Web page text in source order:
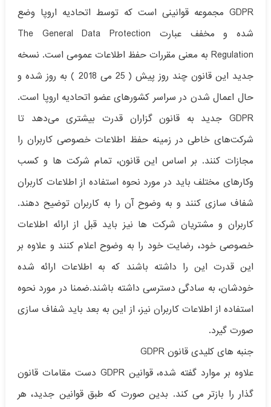
GDPR مجموعه قوانینی است که توسط اتحادیه اروپا وضع
شده و مخفف عبارت The General Data Protection
Regulation به معنی مقررات حفظ اطلاعات عمومی است. نسخه
جدید این قانون چند روز پیش ( 25 می 2018 ) به روز شده و
حال اعمال شدن در سراسر کشورهای عضو اتحادیه اروپا است.
GDPR جدید به قانون گزاران قدرت بیشتری می‌دهد تا
شرکت‌های خاطی در زمینه حفظ اطلاعات خصوصی کاربران را
مجازات کنند. بر اساس این قانون، تمام شرکت ها و کسب
وکارهای مختلف باید در مورد نحوه استفاده از اطلاعات کاربران
شفاف سازی کنند و به وضوح آن را به کاربران توضیح دهند.
کاربران و مشتریان شرکت ها نیز باید قبل از ارائه اطلاعات
خصوصی خود، رضایت خود را به وضوح اعلام کنند و علاوه بر
این قدرت این را داشته باشند که به اطلاعات ارائه شده
خودشان، به سادگی دسترسی داشته باشند.ضمنا در مورد نحوه
استفاده از اطلاعات کاربران نیز، از این به بعد باید شفاف سازی
صورت گیرد.
جنبه های کلیدی قانون GDPR
علاوه بر موارد گفته شده، قوانین GDPR دست مقامات قانون
گذار را بازتر می کند. بدین صورت که طبق قوانین جدید، هر